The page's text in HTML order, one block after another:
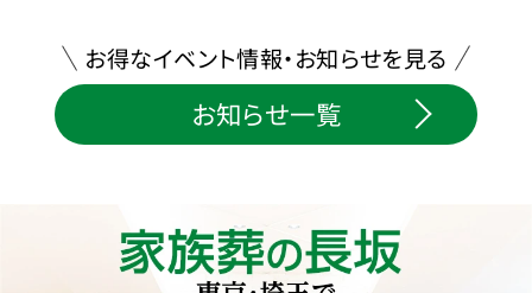
お得なイベント情報・お知らせを見る
お知らせ一覧